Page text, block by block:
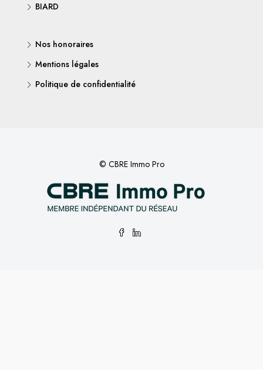
BIARD
Nos honoraires
Mentions légales
Politique de confidentialité
© CBRE Immo Pro